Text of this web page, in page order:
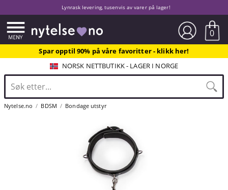
Lynrask levering, tusenvis av varer på lager!
0
Spar opptil 90% på våre favoritter - klikk her!
NORSK NETTBUTIKK - LAGER I NORGE
Nytelse.no BDSM Bondage utstyr